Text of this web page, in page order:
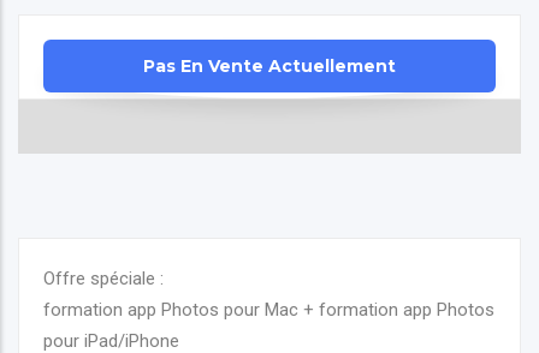
Offre spéciale :
formation app Photos pour Mac + formation app Photos
pour iPad/iPhone